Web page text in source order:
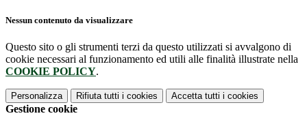
Nessun contenuto da visualizzare
Questo sito o gli strumenti terzi da questo utilizzati si avvalgono di
cookie necessari al funzionamento ed utili alle finalità illustrate nella
COOKIE POLICY.
Personalizza Rifiuta tutti i cookies Accetta tutti i cookies
Gestione cookie